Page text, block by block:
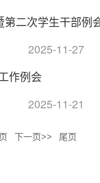
第二次学生干部例
2025-11-27
作例会
2025-11-21
下一页>>
尾页